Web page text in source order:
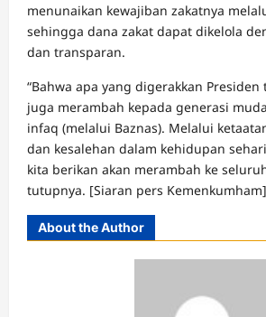
menunaikan kewajiban zakatnya
sehingga dana zakat dapat dikelola
dan transparan.
“Bahwa apa yang digerakkan
juga merambah kepada generasi
infaq (melalui Baznas). Melalui
dan kesalehan dalam kehidupan
kita berikan akan merambah ke
tutupnya. [Siaran pers Kemenkumham]
About the Author